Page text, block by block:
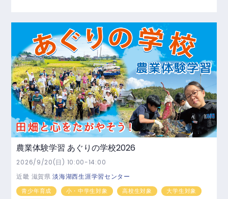
農業体験学習 あぐりの学校2026
2026/9/20(日) 10:00-14:00
近畿 滋賀県淡海湖西生涯学習センター
青少年育成 小・中学生対象 高校生対象
大学生対象